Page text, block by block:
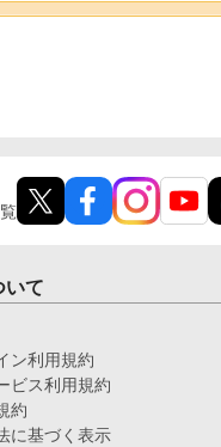
いて
ン利用規約
ビス利用規約
約
に基づく表示